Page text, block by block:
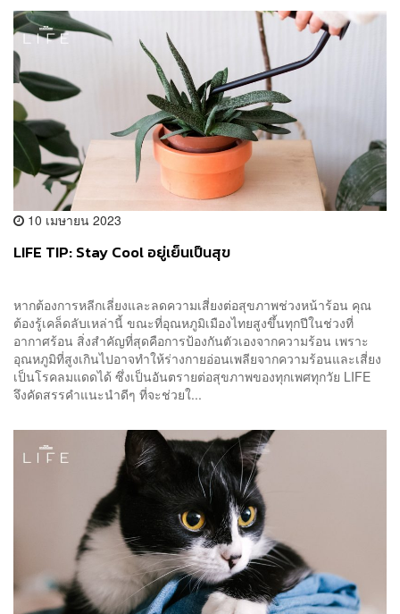
10 เมษายน 2023
LIFE TIP: Stay Cool อยู่เย็นเป็นสุข
หากต้องการหลีกเลี่ยงและลดความเสี่ยงต่อสุขภาพช่วงหน้าร้อน คุณ
ต้องรู้เคล็ดลับเหล่านี้ ขณะที่อุณหภูมิเมืองไทยสูงขึ้นทุกปีในช่วงที่
อากาศร้อน สิ่งสำคัญที่สุดคือการป้องกันตัวเองจากความร้อน เพราะ
อุณหภูมิที่สูงเกินไปอาจทำให้ร่างกายอ่อนเพลียจากความร้อนและเสี่ยง
เป็นโรคลมแดดได้ ซึ่งเป็นอันตรายต่อสุขภาพของทุกเพศทุกวัย LIFE
จึงคัดสรรคำแนะนำดีๆ ที่จะช่วยใ...